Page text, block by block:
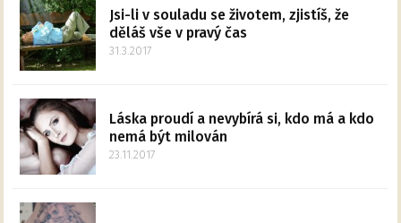
Jsi-li v souladu se životem, zjistíš, že
děláš vše v pravý čas
31.3.2017
Láska proudí a nevybírá si, kdo má a kdo
nemá být milován
23.11.2017